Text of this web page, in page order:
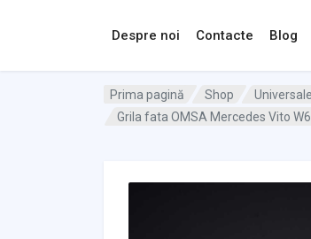
Despre noi Contacte Blog
Prima pagină Shop
Universale
Grila fata OMSA Mercedes Vito